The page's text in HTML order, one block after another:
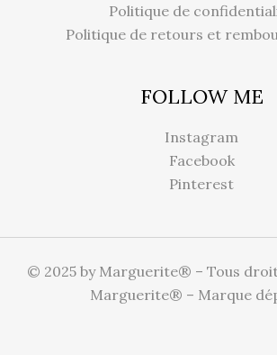
Politique de
Politique de retours et
FOLLOW ME
Instagram
Facebook
Pinterest
© 2025 by Marguerite® – Tous
Marguerite® – Marque